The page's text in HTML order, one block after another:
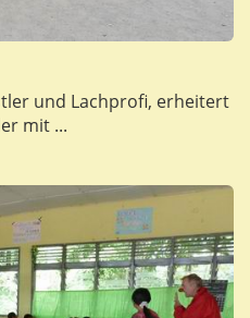
und Lachprofi, erheitert
mit ...